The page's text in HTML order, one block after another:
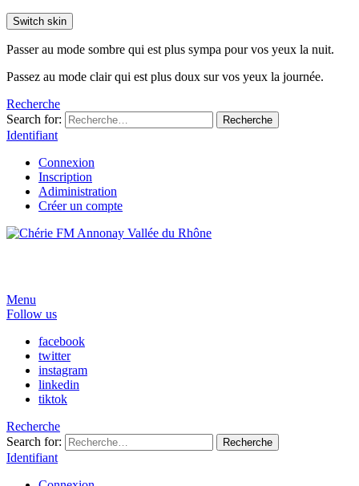
Switch skin
Passer au mode sombre qui est plus sympa pour vos yeux la nuit.
Passez au mode clair qui est plus doux sur vos yeux la journée.
Recherche
Search for:
Recherche
Identifiant
Connexion
Inscription
Adiministration
Créer un compte
Menu
Follow us
facebook
twitter
instagram
linkedin
tiktok
Recherche
Search for:
Recherche
Identifiant